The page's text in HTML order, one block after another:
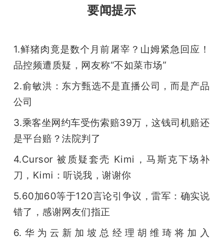
课
活
动
GAIR
要闻提示
1.鲜猪肉竟是数个月前屠宰？山姆紧急回应！
品控频遭质疑，网友称“不如菜市场”
2.俞敏洪：东方甄选不是直播公司，而是产品
公司
3.乘客坐网约车受伤索赔39万，这钱司机赔还
是平台赔？法院判了
4.Cursor 被质疑套壳 Kimi，马斯克下场补
刀，Kimi：听说我，谢谢你
5.60加60等于120言论引争议，雷军：确实说
错了，感谢网友们指正
6.华为云新加坡总经理胡维琦将加入